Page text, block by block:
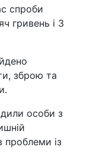
спроби
гривень і 3
зброю та
особи з
із